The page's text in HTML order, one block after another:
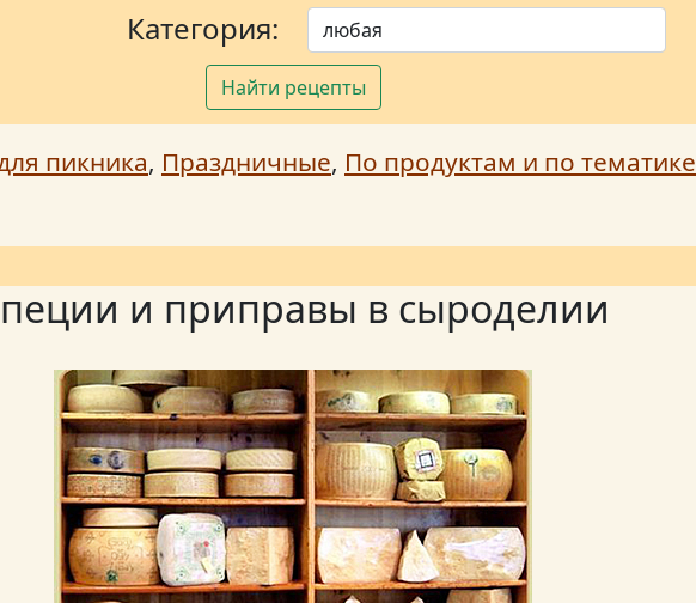
Категория:
Найти рецепты
пикника, Праздничные, По продуктам и по тематике
и приправы в сыроделии